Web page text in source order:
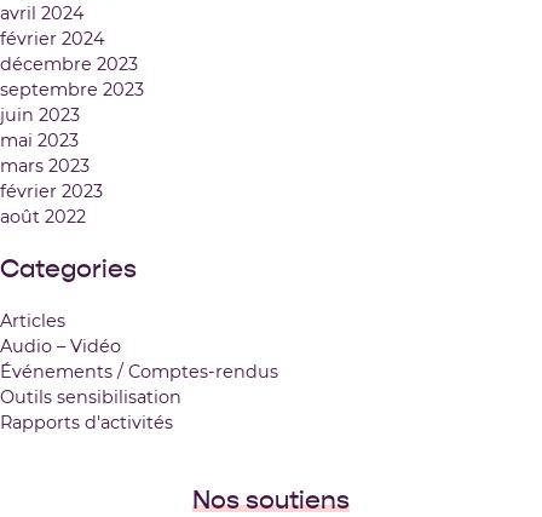
avril 2024
février 2024
décembre 2023
septembre 2023
juin 2023
mai 2023
mars 2023
février 2023
août 2022
Categories
Articles
Audio – Vidéo
Événements / Comptes-rendus
Outils sensibilisation
Rapports d'activités
Nos soutiens